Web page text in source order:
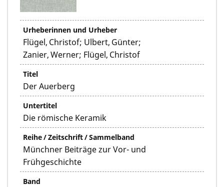
Urheberinnen und Urheber
Flügel, Christof; Ulbert, Günter;
Zanier, Werner; Flügel, Christof
Titel
Der Auerberg
Untertitel
Die römische Keramik
Reihe / Zeitschrift / Sammelband
Münchner Beiträge zur Vor- und
Frühgeschichte
Band